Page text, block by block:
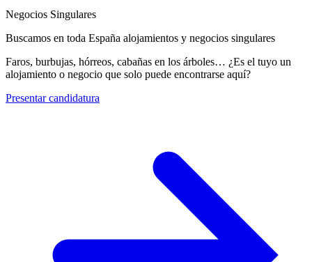
Negocios Singulares
Buscamos en toda España alojamientos y negocios singulares
Faros, burbujas, hórreos, cabañas en los árboles… ¿Es el tuyo un
alojamiento o negocio que solo puede encontrarse aquí?
Presentar candidatura